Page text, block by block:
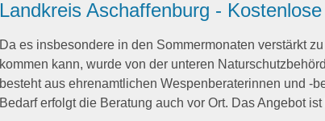
Landkreis Aschaffenburg -
Da es insbesondere in den Sommermonaten verstärkt
kommen kann, wurde von der unteren
besteht aus ehrenamtlichen Wespenberaterinnen und -
Bedarf erfolgt die Beratung auch vor Ort. Das Angebot